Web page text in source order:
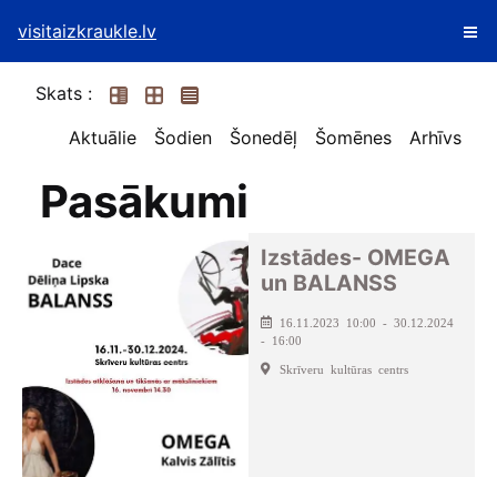
visitaizkraukle.lv
Skats :
Aktuālie
Šodien Šonedēļ Šomēnes Arhīvs
Pasākumi
Izstādes- OMEGA
un BALANSS
16.11.2023 10:00 - 30.12.2024
- 16:00
Skrīveru kultūras centrs